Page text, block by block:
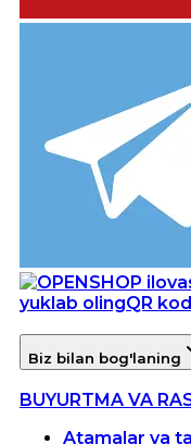
yuklab olingQR
Biz bilan bog'laning
BUYURTMA VA
Atamalar va